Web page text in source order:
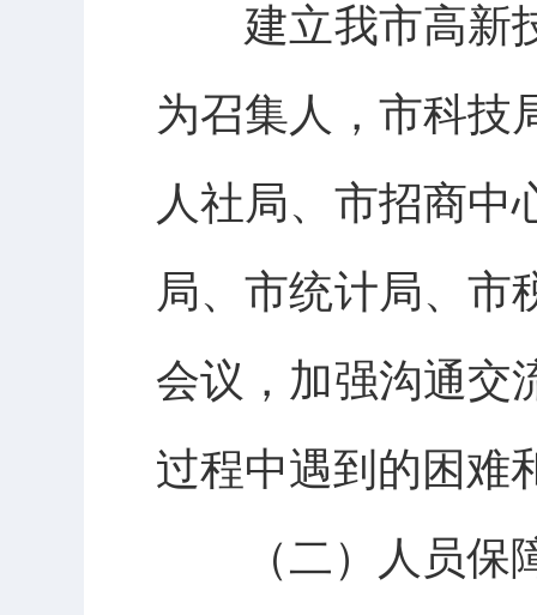
建立我市高新技
为召集人，市科技
人社局、市招商中
局、市统计局、市
会议，加强沟通交
过程中遇到的困难
（二）人员保